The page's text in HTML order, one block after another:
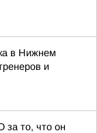
в Нижнем
и
за то, что он